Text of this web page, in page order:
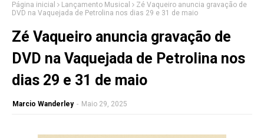
Página inicial Lançamento Musical
Zé Vaqueiro anuncia gravação de
DVD na Vaquejada de Petrolina nos dias 29 e 31 de maio
Zé Vaqueiro anuncia gravação de
DVD na Vaquejada de Petrolina nos
dias 29 e 31 de maio
Marcio Wanderley - Maio 29, 2025